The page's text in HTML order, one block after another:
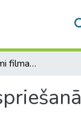
Ideoloģiskie jautājumi filmas "Es visu atceros, Ričard!" apspriešanā (1957-1966)